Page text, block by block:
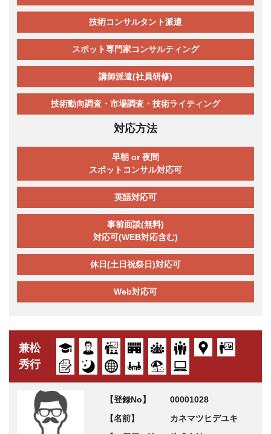
技術コンサルタント派遣
スポット専門家コンサルティング
講師派遣(社員研修)
技術動向調査・市場調査・技術ライティング
対応方法
早朝 or 夜間
スポットコンサル対応可
英語対応可
事前面談(無料)
対応可(WEB対応含む)
休日(土日祝祭日)対応可
Web対応可
兼松
秀行
【登録No】
00001028
【名前】
カネマツヒデユキ